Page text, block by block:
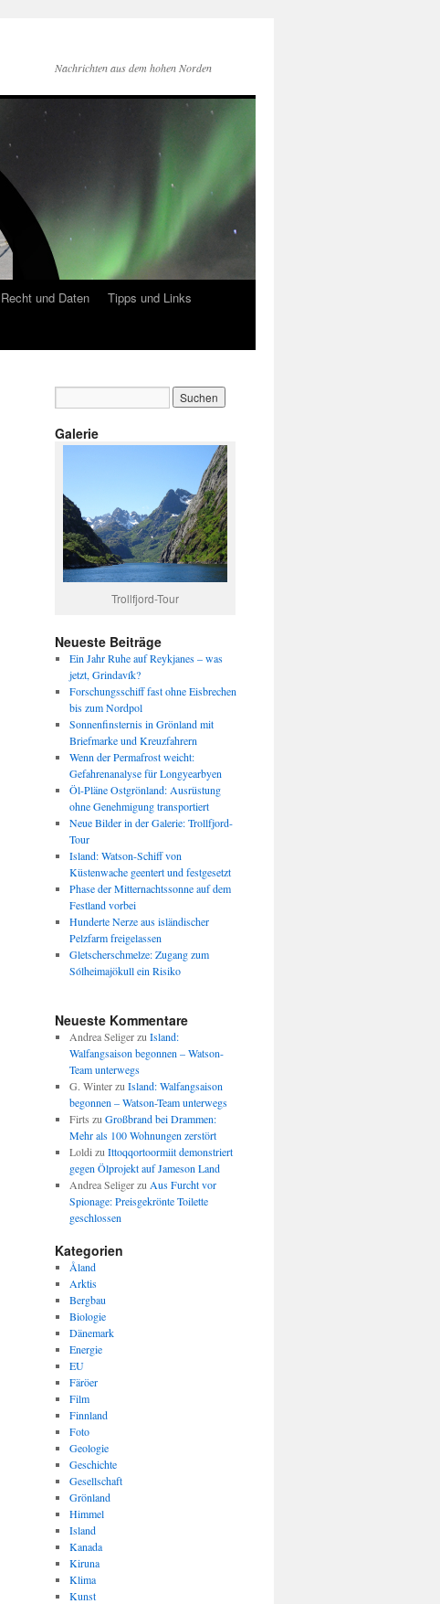
Nachrichten aus dem hohen Norden
Recht und Daten
Tipps und Links
Galerie
Trollfjord-Tour
Neueste Beiträge
Ein Jahr Ruhe auf Reykjanes – was
jetzt, Grindavík?
Forschungsschiff fast ohne Eisbrechen
bis zum Nordpol
Sonnenfinsternis in Grönland mit
Briefmarke und Kreuzfahrern
Wenn der Permafrost weicht:
Gefahrenanalyse für Longyearbyen
Öl-Pläne Ostgrönland: Ausrüstung
ohne Genehmigung transportiert
Neue Bilder in der Galerie: Trollfjord-
Tour
Island: Watson-Schiff von
Küstenwache geentert und festgesetzt
Phase der Mitternachtssonne auf dem
Festland vorbei
Hunderte Nerze aus isländischer
Pelzfarm freigelassen
Gletscherschmelze: Zugang zum
Sólheimajökull ein Risiko
Neueste Kommentare
Andrea Seligerzu Island:
Walfangsaison begonnen – Watson-
Team unterwegs
G. Winterzu Island: Walfangsaison
begonnen – Watson-Team unterwegs
Firts zu Großbrand bei Drammen:
Mehr als 100 Wohnungen zerstört
Loldi zu Ittoqqortoormiit demonstriert
gegen Ölprojekt auf Jameson Land
Andrea Seligerzu Aus Furcht vor
Spionage: Preisgekrönte Toilette
geschlossen
Kategorien
Åland
Arktis
Bergbau
Biologie
Dänemark
Energie
EU
Färöer
Film
Finnland
Foto
Geologie
Geschichte
Gesellschaft
Grönland
Himmel
Island
Kanada
Kiruna
Klima
Kunst